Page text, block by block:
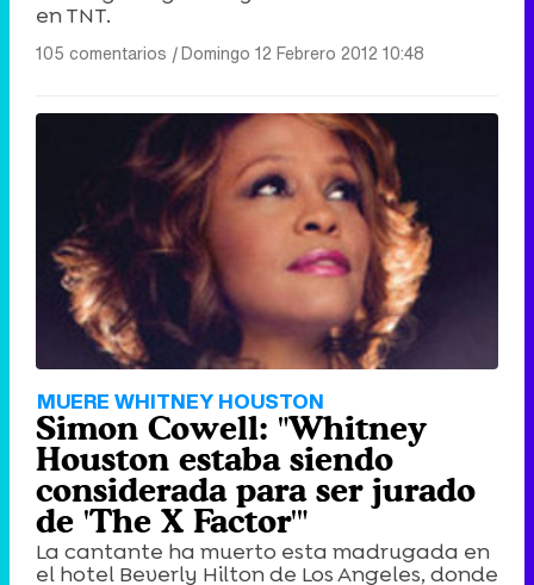
en TNT.
105 comentarios |Domingo 12 Febrero 2012 10:48
MUERE WHITNEY HOUSTON
Simon Cowell: "Whitney
Houston estaba siendo
considerada para ser jurado
de 'The X Factor'"
La cantante ha muerto esta madrugada en
el hotel Beverly Hilton de Los Angeles, donde